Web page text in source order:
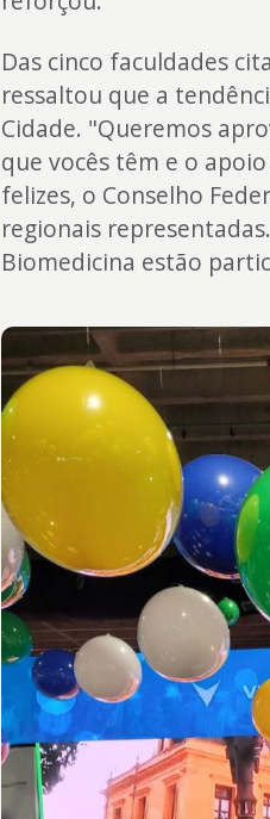
Das cinco faculdades
ressaltou que a
Cidade. "Queremos
que vocês têm e o
felizes, o Conselho
regionais
Biomedicina estão